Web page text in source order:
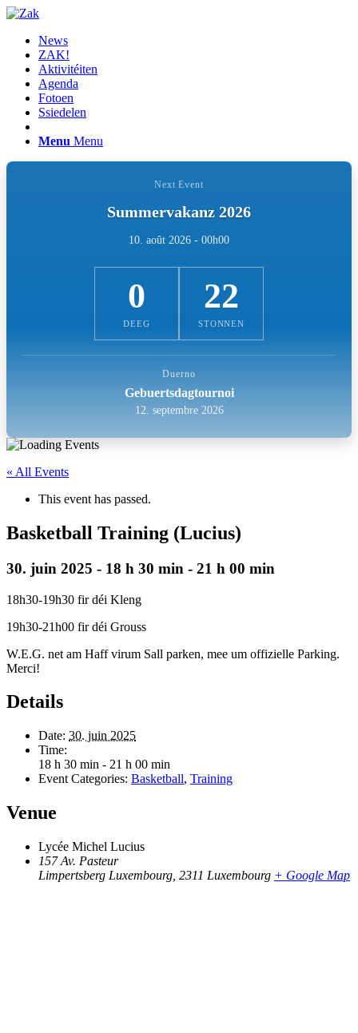
News
ZAK!
Aktivitéiten
Agenda
Fotoen
Ssiedelen
Menu Menu
Next Event
Summervakanz 2026
10. août 2026 - 00h00
0
DEEG
22
STONNEN
Duerno
Gebuertsdagtournoi
12. septembre 2026
« All Events
This event has passed.
Basketball Training (Lucius)
30. juin 2025 - 18 h 30 min - 21 h 00 min
18h30-19h30 fir déi Kleng
19h30-21h00 fir déi Grouss
W.E.G. net am Haff virum Sall parken, mee um offizielle Parking.
Merci!
Details
Date: 30. juin 2025
Time:
18 h 30 min - 21 h 00 min
Event Categories: Basketball, Training
Venue
Lycée Michel Lucius
157 Av. Pasteur
Limpertsberg Luxembourg 2311 Luxembourg + Google Map